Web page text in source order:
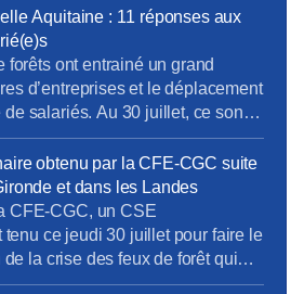
avaient sollicité chaque métier
des charges rigoureux,
compte les besoins terrain
Aquitaine : 11 réponses aux
forêts ont entrainé un grand
d’entreprises et le déplacement
de salariés. Au 30 juillet, ce sont
et près de 61 500
Pour limiter les
sur l’emploi et sur les
partielle peut-être […]
obtenu par la CFE-CGC suite
et dans les Landes
CFE-CGC, un CSE
tenu ce jeudi 30 juillet pour faire le
la crise des feux de forêt qui
et les Landes. Plus de 1 100